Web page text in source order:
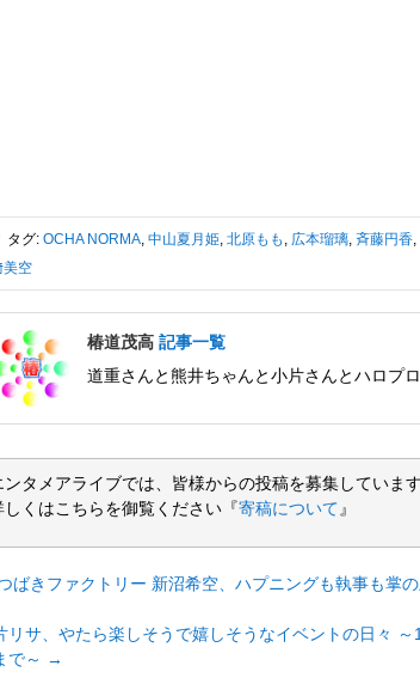
タグ: OCHA NORMA 中山夏月姫 北原もも 広本瑠璃 斉藤円香
美空
椿道茂高 記事一覧
道重さんと熊井ちゃんと小片さんとハロプ
ンタメアライブでは、皆様からの投稿を募集しています
しくはこちらを御覧ください『寄稿について 』
ばきファクトリー 新沼希空、ハプニングも執事も掌
リサ、やたら楽しそうで嬉しそうなイベントの日々
で～ →